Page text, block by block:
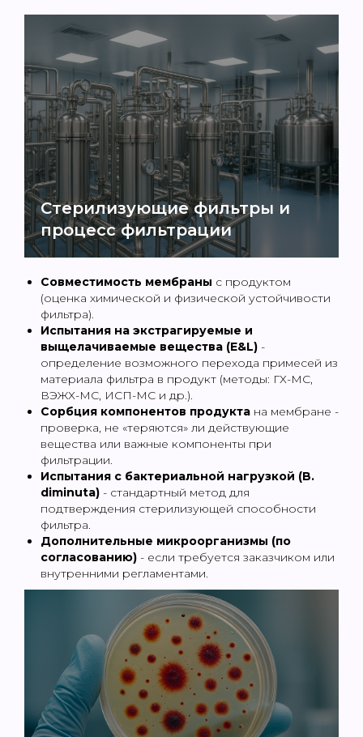
Стерилизующие фильтры и
процесс фильтрации
Совместимость мембраны с продуктом
(оценка химической и физической устойчивости
фильтра).
Испытания на экстрагируемые и
выщелачиваемые вещества (E&L) -
определение возможного перехода примесей из
материала фильтра в продукт (методы: ГХ-МС,
ВЭЖХ-МС, ИСП-МС и др.).
Сорбция компонентов продукта на мембране -
проверка, не «теряются» ли действующие
вещества или важные компоненты при
фильтрации.
Испытания с бактериальной нагрузкой (B.
diminuta) - стандартный метод для
подтверждения стерилизующей способности
фильтра.
Дополнительные микроорганизмы (по
согласованию) - если требуется заказчиком или
внутренними регламентами.